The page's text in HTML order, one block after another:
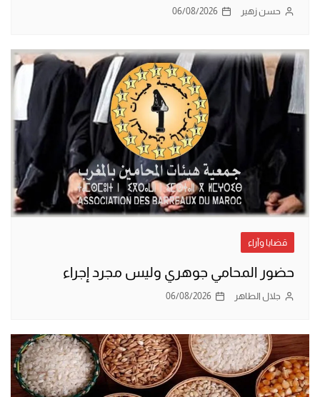
حسن زهير 06/08/2026
قضايا وآراء
حضور المحامي جوهري وليس مجرد إجراء
جلال الطاهر 06/08/2026